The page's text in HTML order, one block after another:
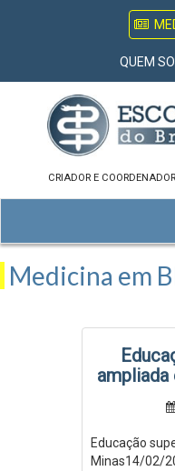
QUEM
CRIADOR E
Medicina em
ampliada
Educação
Minas14/02/